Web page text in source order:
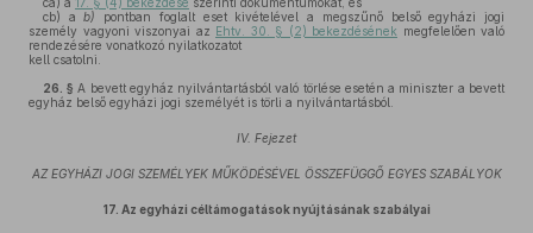
cb) ab)
pontban foglalt eset kivételével a megszűnő belső egyházi jogi
személy vagyoni viszonyai az Ehtv. 30. § (2) bekezdésének megfelelően való
rendezésére vonatkozó nyilatkozatot
kell csatolni.
26. § A bevett egyház nyilvántartásból való törlése esetén a miniszter a bevett
egyház belső egyházi jogi személyét is törli a nyilvántartásból.
IV. Fejezet
AZ EGYHÁZI JOGI SZEMÉLYEK MŰKÖDÉSÉVEL ÖSSZEFÜGGŐ EGYES SZABÁLYOK
17. Az egyházi céltámogatások nyújtásának szabályai